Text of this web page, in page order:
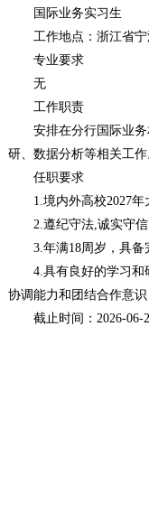
国际业务实习生
工作地点：浙江省宁
专业要求
无
工作职责
安排在分行国际业务
研、数据分析等相关工作
任职要求
1.境内外高校2027年
2.遵纪守法,诚实守信
3.年满18周岁，具备
4.具有良好的学习和
协调能力和团结合作意
截止时间：2026-06-